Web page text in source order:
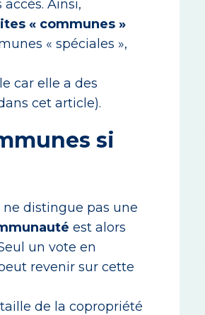
Ainsi,
« communes »
« spéciales »,
car elle a des
cet article).
si
ne distingue pas une
est alors
un vote en
revenir sur cette
de la copropriété